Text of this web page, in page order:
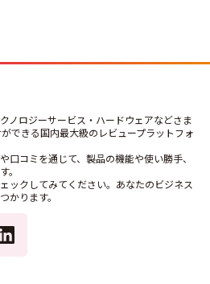
ノロジーサービス・ハードウェアなどさま
できる国内最大級のレビュープラットフォ
口コミを通じて、製品の機能や使い勝手、
。
ックしてみてください。あなたのビジネス
かります。